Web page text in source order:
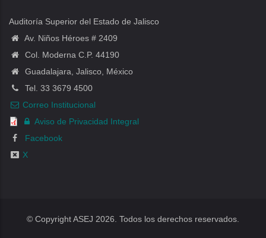
Auditoría Superior del Estado de Jalisco
Av. Niños Héroes # 2409
Col. Moderna C.P. 44190
Guadalajara, Jalisco, México
Tel. 33 3679 4500
Correo Institucional
Aviso de Privacidad Integral
Facebook
X
© Copyright ASEJ 2026. Todos los derechos reservados.